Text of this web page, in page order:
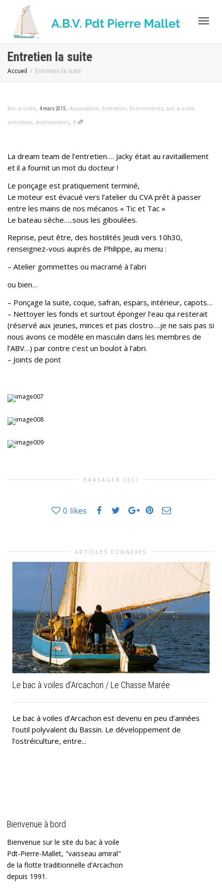
Entretien la suite
Accueil Entretien la suite
Bac à voile, 4 mars 2015, Association, Entretien, Evènements, bac a voile,
entretien, évènements, 0
La dream team de l’entretien…. Jacky était au ravitaillement
et il a fournit un mot du docteur !
Le ponçage est pratiquement terminé,
Le moteur est évacué vers l’atelier du CVA prêt à passer
entre les mains de nos mécanos « Tic et Tac »
Le bateau sèche…..sous les giboulées.
Reprise, peut être, des hostilités Jeudi vers 10h30,
renseignez-vous auprès de Philippe, au menu :
– Atelier gommettes ou macramé à l’abri
ou bien…
– Ponçage la suite, coque, safran, espars, intérieur, capots…
– Nettoyer les fonds et surtout éponger l’eau qui resterait
(réservé aux jeunes, minces et pas clostro….je ne sais pas si
nous avons ce modèle en masculin dans les membres de
l’ABV…) par contre c’est un boulot à l’abri.
– Joints de pont
PARTAGER CECI
0 likes
ARTICLES CONNEXES
Le bac à voiles d’Arcachon / Le Chasse Marée
Le bac à voiles d’Arcachon est devenu en peu d’années
l’outil polyvalent du Bassin. Le développement de
l’ostréiculture, entre...
Bienvenue à bord
Bienvenue sur le site du bac à voile
Pdt-Pierre-Mallet, "vaisseau amiral"
de la flotte traditionnelle d'Arcachon
depuis 1991.